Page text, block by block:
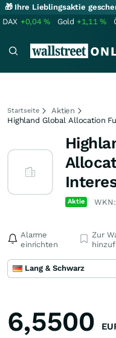
🎁 Ihre Lieblingsaktie
DAX +0,04% Gold +1,11%
Startseite
Aktien
Highland Global Allocation
Aktie
Alarme
einrichten
Zur
Lang & Schwarz
6,5500